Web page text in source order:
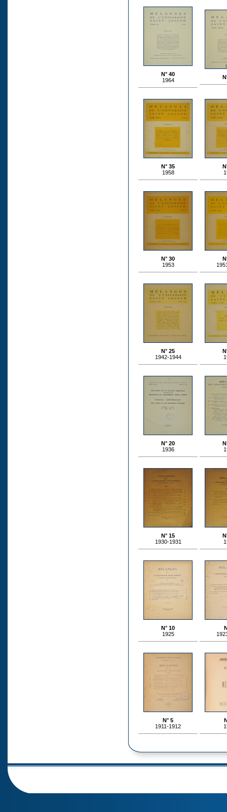
N° 40
1964
N° 35
1958
N° 30
1953
N° 25
1942-1944
N° 20
1936
N° 15
1930-1931
N° 10
1925
N° 5
1911-1912